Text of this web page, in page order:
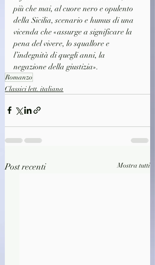
più che mai, al cuore nero e opulento
della Sicilia, scenario e humus di una
vicenda che «assurge a significare la
pena del vivere, lo squallore e
l’indegnità di quegli anni, la
negazione della giustizia».
Romanzo
Classici lett. italiana
Post recenti Mostra tutti